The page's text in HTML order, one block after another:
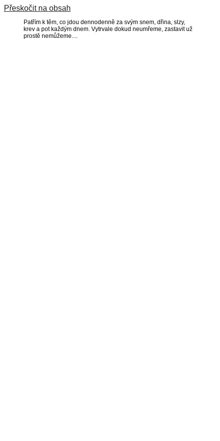
Přeskočit na obsah
Patřím k těm, co jdou dennodenně za svým snem, dřina, slzy,
krev a pot každým dnem. Vytrvale dokud neumřeme, zastavit už
prostě nemůžeme....